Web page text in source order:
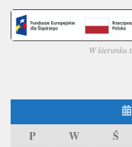
W kierunku
P W Ś